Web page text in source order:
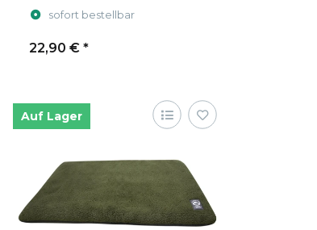
sofort bestellbar
22,90 € *
Auf Lager